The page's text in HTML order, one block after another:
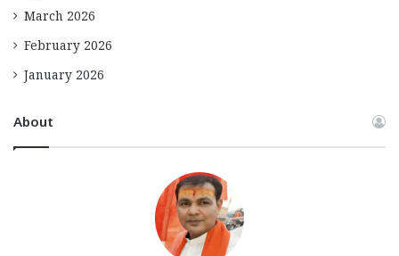
March 2026
February 2026
January 2026
About